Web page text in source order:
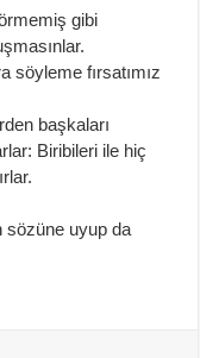
gibi
söyleme fırsatımız
başkaları
Biribileri ile hiç
sözüne uyup da